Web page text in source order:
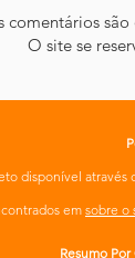
comentários
O site se
disponível através
em sobre o
Resumo Por